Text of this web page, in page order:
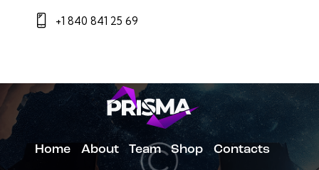
+1 840 841 25 69
Home About Team Shop Contacts